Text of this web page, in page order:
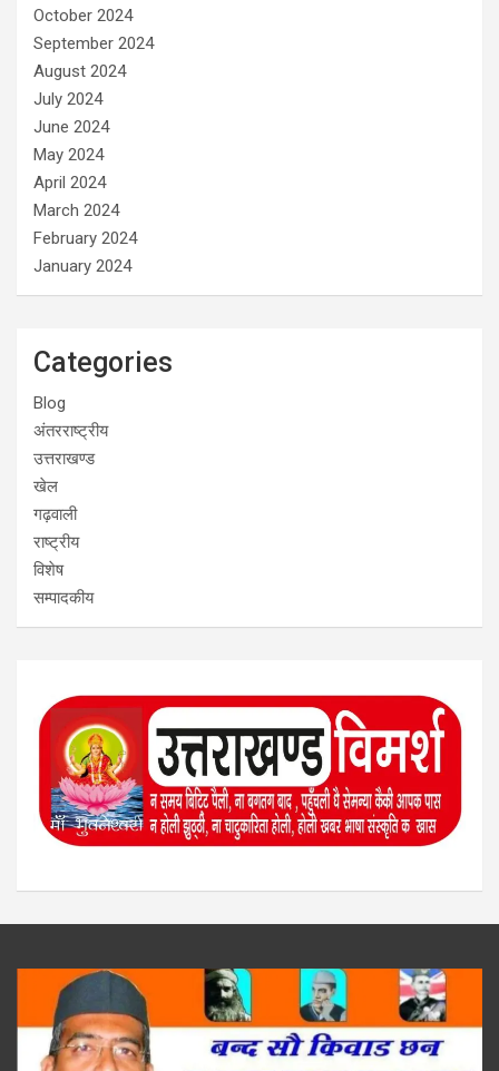
October 2024
September 2024
August 2024
July 2024
June 2024
May 2024
April 2024
March 2024
February 2024
January 2024
Categories
Blog
अंतरराष्ट्रीय
उत्तराखण्ड
खेल
गढ़वाली
राष्ट्रीय
विशेष
सम्पादकीय